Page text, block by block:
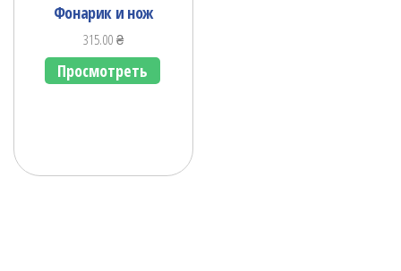
Фонарик и нож
315.00₴
Просмотреть